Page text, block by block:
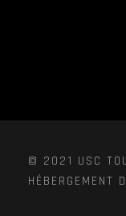
© 2021 USC
HÉBERGEMENT